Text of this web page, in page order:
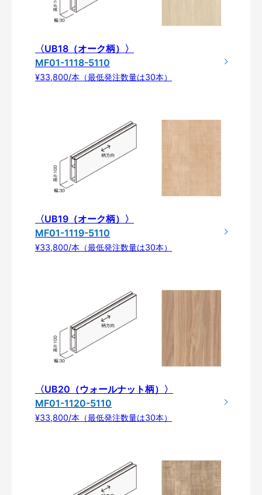
〈UB18（オーク柄）〉
MF01-1118-5110
¥33,800/本（最低発注数量は30本）
〈UB19（オーク柄）〉
MF01-1119-5110
¥33,800/本（最低発注数量は30本）
〈UB20（ウォールナット柄）〉
MF01-1120-5110
¥33,800/本（最低発注数量は30本）